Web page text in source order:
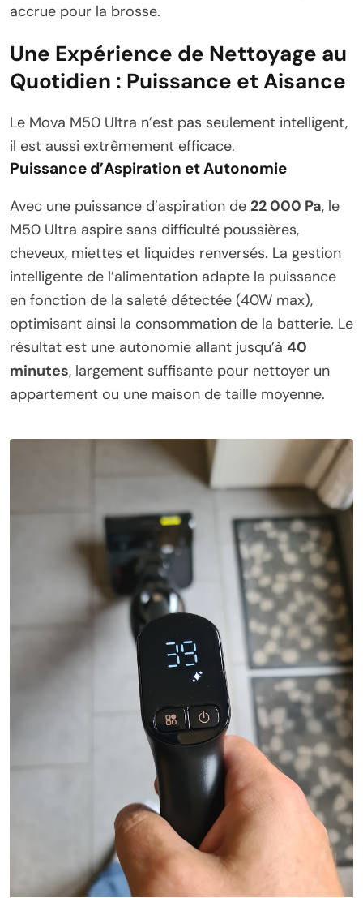
accrue pour la brosse.
Une Expérience de Nettoyage au
Quotidien : Puissance et Aisance
Le Mova M50 Ultra n’est pas seulement intelligent,
il est aussi extrêmement efficace.
Puissance d’Aspiration et Autonomie
Avec une puissance d’aspiration de 22 000 Pa, le
M50 Ultra aspire sans difficulté poussières,
cheveux, miettes et liquides renversés. La gestion
intelligente de l’alimentation adapte la puissance
en fonction de la saleté détectée (40W max),
optimisant ainsi la consommation de la batterie. Le
résultat est une autonomie allant jusqu’à 40
minutes, largement suffisante pour nettoyer un
appartement ou une maison de taille moyenne.